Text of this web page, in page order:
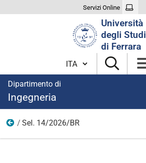
Servizi Online
Università
degli Studi
di Ferrara
Cambia lingua
Dipartimento di
Ingegneria
2026
Sel. 14/2026/BR